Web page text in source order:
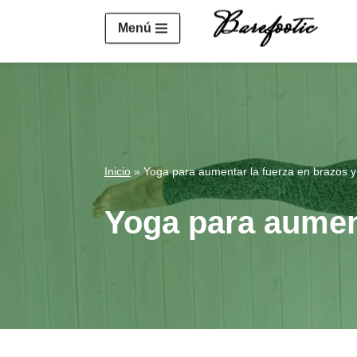
https://salesiq.zohopublic.eu/
Saltar
Menú
Inicio » Yoga para aumentar la fuerza en brazos
Yoga para